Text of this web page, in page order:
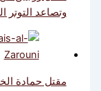
وتصاعد
مقتل حمادة